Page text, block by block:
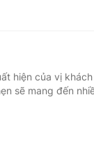
hiện của vị
sẽ mang đến